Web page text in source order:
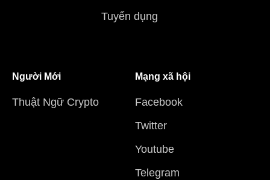
Tuyển dụng
Người Mới
Thuật Ngữ Crypto
Mạng xã hội
Facebook
Twitter
Youtube
Telegram